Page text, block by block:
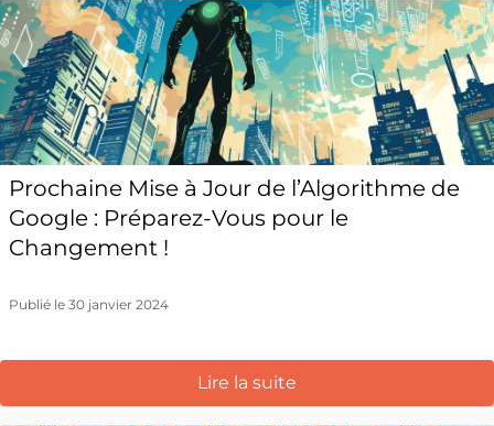
Prochaine Mise à Jour de l’Algorithme de
Google : Préparez-Vous pour le
Changement !
Publié le 30 janvier 2024
Lire la suite